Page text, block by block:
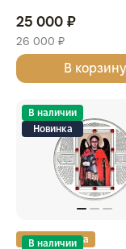
25 000 ₽
26 000 ₽
В корзину
В наличии
Новинка
Золотая карта
В наличии